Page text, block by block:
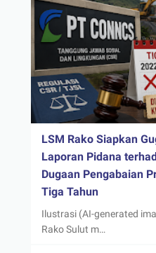
LSM Rako Siapkan
Laporan Pidana
Dugaan Pengabaian
Tiga Tahun
Ilustrasi (AI-generated
Rako Sulut m…